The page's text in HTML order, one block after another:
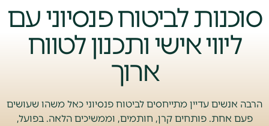
סוכנות לביטוח פנסיוני עם
ליווי אישי ותכנון לטווח
ארוך
הרבה אנשים עדיין מתייחסים לביטוח פנסיוני כאל משהו שעושים
פעם אחת. פותחים קרן, חותמים, וממשיכים הלאה. בפועל,